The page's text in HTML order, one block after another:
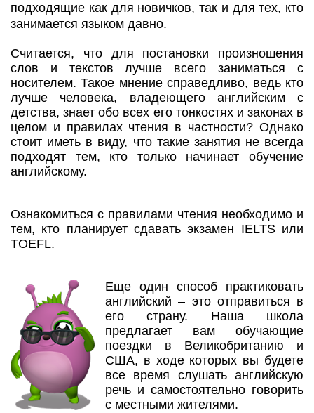
подходящие как для новичков, так и для тех, кто
занимается языком давно.
Считается, что для постановки произношения
слов и текстов лучше всего заниматься с
носителем. Такое мнение справедливо, ведь кто
лучше человека, владеющего английским с
детства, знает обо всех его тонкостях и законах в
целом и правилах чтения в частности? Однако
стоит иметь в виду, что такие занятия не всегда
подходят тем, кто только начинает обучение
английскому.
Ознакомиться с правилами чтения необходимо и
тем, кто планирует сдавать экзамен IELTS или
TOEFL.
Еще один способ практиковать
английский – это отправиться в
его страну. Наша школа
предлагает вам обучающие
поездки в Великобританию и
США, в ходе которых вы будете
все время слушать английскую
речь и самостоятельно говорить
с местными жителями.